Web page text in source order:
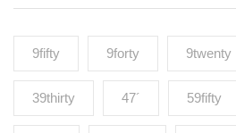
9fifty 9forty 9twenty
39thirty 47´ 59fifty